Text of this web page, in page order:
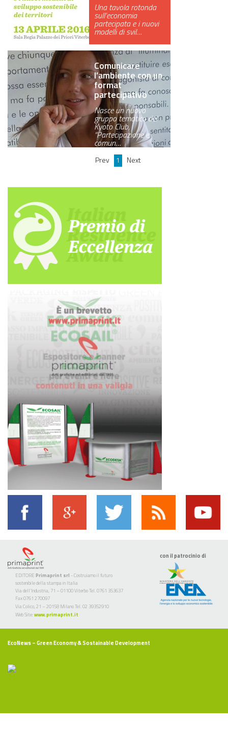
Una tavola rotonda
sull’economia
partecipata e i nuovi
modelli di svil…
Comunicare
l’ambiente con un
format
partecipativo
Nasce un nuovo
gruppo tematico del
Kyoto Club,
“Partecipazione e
comun…
Prev 1 Next
EDITORE Primaprint srl - Costruiamo il futuro
sostenibile della stampa in Italia
Via dell’Industria, 71 – 01100 Viterbo Tel. 0761 353637
Fax 0761 270097
Via Colico, 21 – 20158 Milano Tel. 02 39352910
Web Site: www.primaprint.it
con il patrocinio di
EcoNews– Green Economy & Sostainable Development